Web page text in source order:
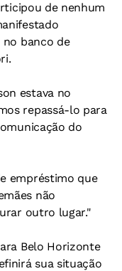
de nenhum
banco de
estava no
repassá-lo para
do
empréstimo que
não
outro lugar."
Belo Horizonte
sua situação